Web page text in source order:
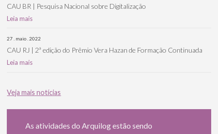
CAU BR | Pesquisa Nacional sobre Digitalização
Leia mais
27 . maio . 2022
CAU RJ | 2ª edição do Prêmio Vera Hazan de Formação Continuada
Leia mais
Veja mais notícias
As atividades do Arquilog estão sendo